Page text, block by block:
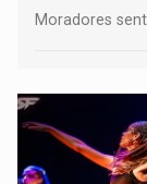
Moradores